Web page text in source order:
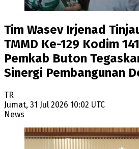
Tim Wasev Irjenad
TMMD Ke-129 Kodim
Pemkab Buton
Sinergi Pembangunan
TR
Jumat, 31 Jul 2026 10:02 UTC
News